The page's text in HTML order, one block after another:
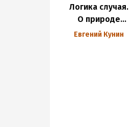
Логика случая.
О природе
и происхождении
Евгений Кунин